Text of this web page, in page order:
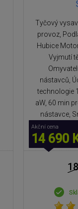
Tyčový
provoz,
Hubice
Vyjmutí
nástavců,
technologie
aW, 60 min
nástavce,
Akční cena
14 690